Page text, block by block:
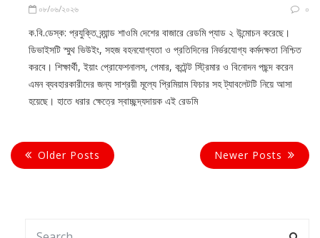
০৮/০৬/২০২৬ ০
ক.বি.ডেস্ক: প্রযুক্তি ব্র্যান্ড শাওমি দেশের বাজারে রেডমি প্যাড ২ উন্মোচন করেছে।
ডিভাইসটি স্মুথ ভিউইং, সহজ বহনযোগ্যতা ও প্রতিদিনের নির্ভরযোগ্য কর্মদক্ষতা নিশ্চিত
করবে। শিক্ষার্থী, ইয়াং প্রোফেশনালস, গেমার, কন্টেন্ট স্ট্রিমার ও বিনোদন পছন্দ করেন
এমন ব্যবহারকারীদের জন্য সাশ্রয়ী মূল্যে প্রিমিয়াম ফিচার সহ ট্যাবলেটটি নিয়ে আসা
হয়েছে। হাতে ধরার ক্ষেত্রে স্বাচ্ছন্দ্যদায়ক এই রেডমি
Older Posts Newer Posts